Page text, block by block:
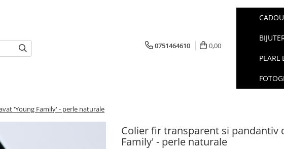
0751464610 0,00
PEARL
'Young Family' - perle naturale
Colier fir transparent si pandantiv
Family' - perle naturale